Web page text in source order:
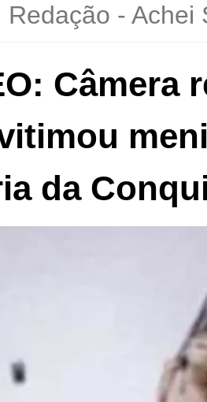
Redação - Achei
Câmera
da